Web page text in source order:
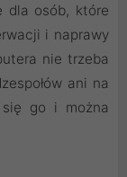
dla osób, które
i naprawy
nie trzeba
ani na
się go i można